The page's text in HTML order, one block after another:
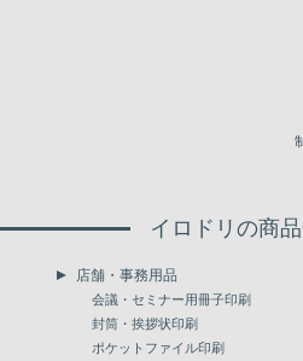
イロドリの商
店舗・事務用品
会議・セミナー用冊子印刷
封筒・挨拶状印刷
ポケットファイル印刷